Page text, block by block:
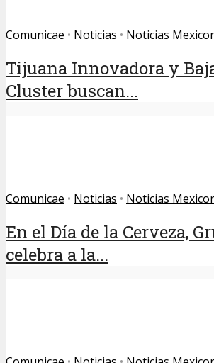
Comunicae • Noticias • Noticias
Tijuana Innovadora y
Cluster buscan...
Comunicae • Noticias • Noticias
En el Día de la Cerveza,
celebra a la...